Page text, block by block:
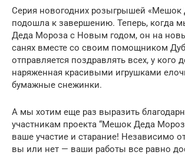
Серия новогодних розыгрышей «Мешок
подошла к завершению. Теперь, когда
Деда Мороза с Новым годом, он на
санях вместе со своим помощником
отправляется поздравлять всех, у кого
наряженная красивыми игрушками
бумажные снежинки.
А мы хотим еще раз выразить
участникам проекта “Мешок Деда
ваше участие и старание! Независимо
вы или нет — ваши работы все равно